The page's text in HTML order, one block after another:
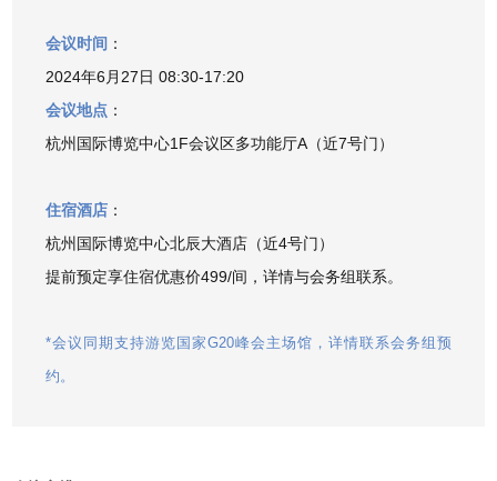
会议时间 ：
2024年6月27日 08:30-17:20
会议地点 ：
杭州国际博览中心1F会议区多功能厅A（近7号门）
住宿酒店 ：
杭州国际博览中心北辰大酒店（近4号门）
提前预定享住宿优惠价499/间，详情与会务组联系。
*会议同期支持游览国家G20峰会主场馆，详情联系会务组预
约。